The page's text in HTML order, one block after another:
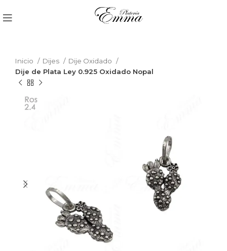
Inicio Dijes
Dije Oxidado
Dije de Plata Ley 0.925 Oxidado Nopal